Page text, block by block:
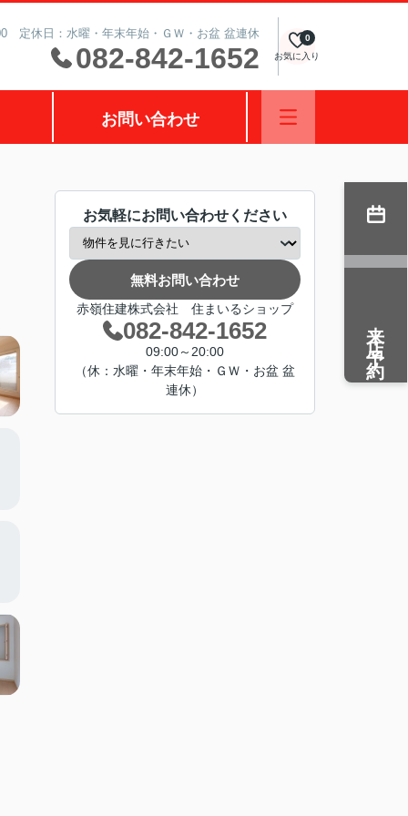
定休日：水曜・年末年始・ＧＷ・お盆 盆連休
082-842-1652 お気に入り
0
お問い合わせ
お気軽にお問い合わせください
無料お問い合わせ
赤嶺住建株式会社 住まいるショップ
082-842-1652
09:00～20:00
（休：水曜・年末年始・ＧＷ・お盆 盆
連休）
来店予約